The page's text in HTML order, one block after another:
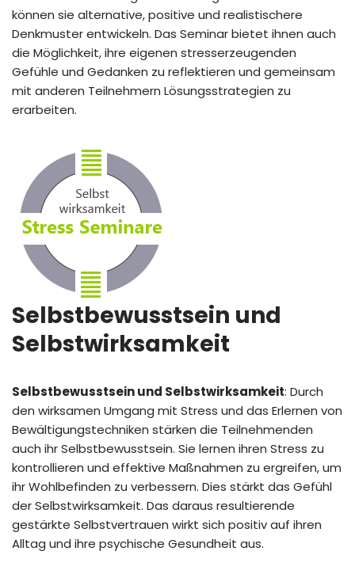
können sie alternative, positive und realistischere
Denkmuster entwickeln. Das Seminar bietet ihnen auch
die Möglichkeit, ihre eigenen stresserzeugenden
Gefühle und Gedanken zu reflektieren und gemeinsam
mit anderen Teilnehmern Lösungsstrategien zu
erarbeiten.
Selbstbewusstsein und
Selbstwirksamkeit
Selbstbewusstsein und Selbstwirksamkeit: Durch
den wirksamen Umgang mit Stress und das Erlernen von
Bewältigungstechniken stärken die Teilnehmenden
auch ihr Selbstbewusstsein. Sie lernen ihren Stress zu
kontrollieren und effektive Maßnahmen zu ergreifen, um
ihr Wohlbefinden zu verbessern. Dies stärkt das Gefühl
der Selbstwirksamkeit. Das daraus resultierende
gestärkte Selbstvertrauen wirkt sich positiv auf ihren
Alltag und ihre psychische Gesundheit aus.